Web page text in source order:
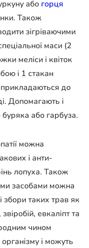
або горця
Також
зігріваючими
маси (2
меліси і квіток
і 1 стакан
до
Допомагають і
або гарбуза.
можна
і анти-
лопуха. Також
засобами можна
збори таких трав як
евкаліпт та
чином
і можуть